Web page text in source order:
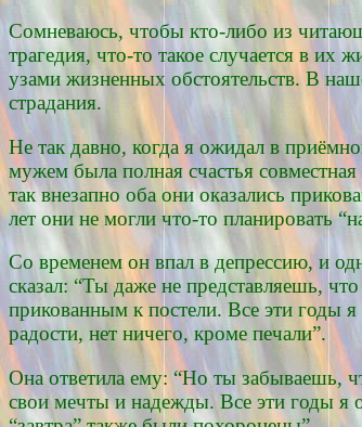
Сомневаюсь, чтобы кто-либо из
трагедия, что-то такое случается в
узами жизненных обстоятельств. В
страдания.
Не так давно, когда я ожидал в
мужем была полная счастья
так внезапно оба они оказались
лет они не могли что-то планировать
Со временем он впал в депрессию, и
сказал: “Ты даже не представляешь,
прикованным к постели. Все эти годы
радости, нет ничего, кроме печали”.
Она ответила ему: “Но ты забываешь,
свои мечты и надежды. Все эти годы я